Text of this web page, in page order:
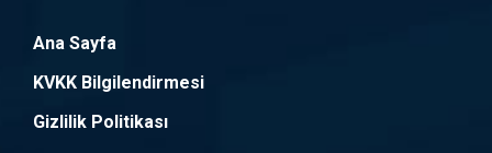
Ana Sayfa
KVKK Bilgilendirmesi
Gizlilik Politikası